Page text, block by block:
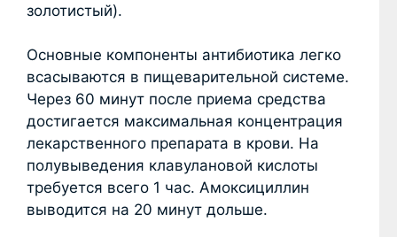
золотистый).
Основные компоненты антибиотика легко
всасываются в пищеварительной системе.
Через 60 минут после приема средства
достигается максимальная концентрация
лекарственного препарата в крови. На
полувыведения клавулановой кислоты
требуется всего 1 час. Амоксициллин
выводится на 20 минут дольше.